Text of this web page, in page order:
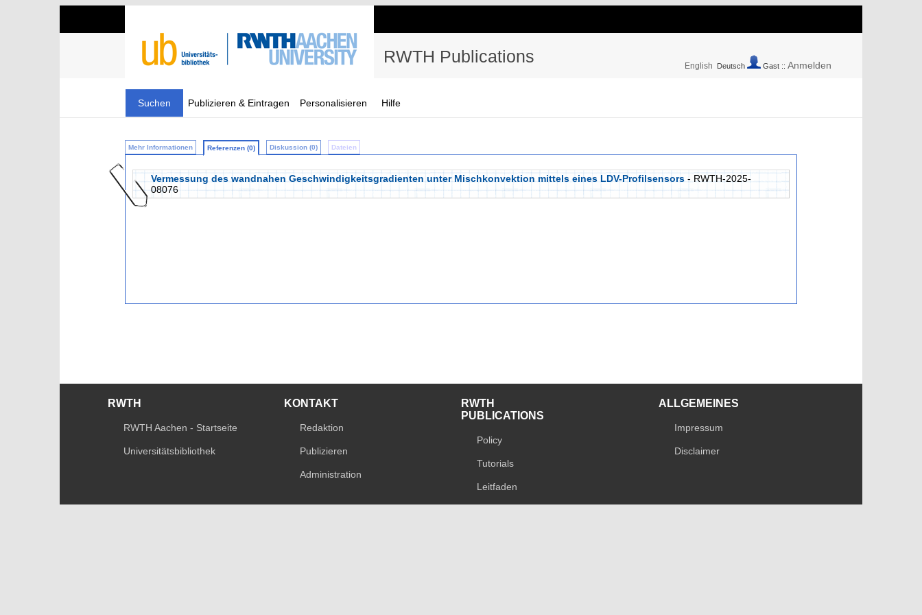
RWTH Publications English Deutsch Gast :: Anmelden
Suchen Publizieren & Eintragen Personalisieren Hilfe
Mehr Informationen Referenzen (0) Diskussion (0) Dateien
Vermessung des wandnahen Geschwindigkeitsgradienten unter Mischkonvektion mittels eines LDV-Profilsensors - RWTH-2025-
08076
RWTH
RWTH Aachen - Startseite
Universitätsbibliothek
KONTAKT
Redaktion
Publizieren
Administration
RWTH
PUBLICATIONS
Policy
Tutorials
Leitfaden
ALLGEMEINES
Impressum
Disclaimer